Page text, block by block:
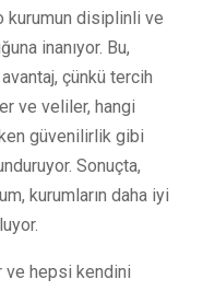
kurumun disiplinli ve
inanıyor. Bu,
çünkü tercih
ve veliler, hangi
güvenilirlik gibi
Sonuçta,
kurumların daha iyi
ve hepsi kendini